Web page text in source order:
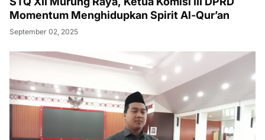
Momentum Menghidupkan Spirit Al-Qur’an
September 02, 2025